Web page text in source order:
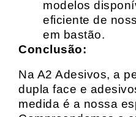
modelos
eficiente de
em bastão.
Conclusão:
Na A2 Adesivos, a
dupla face e
medida é a nossa